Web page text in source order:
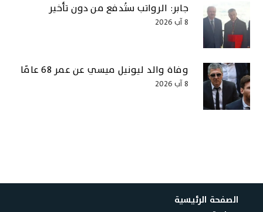
جابر: الرواتب ستُدفع من دون تأخير
8 آب 2026
وفاة والد ليونيل ميسي عن عمر 68 عامًا
8 آب 2026
الصفحة الرئيسية